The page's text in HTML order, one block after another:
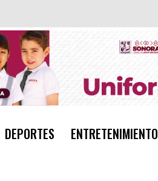
DEPORTES ENTRETENIMIENTO